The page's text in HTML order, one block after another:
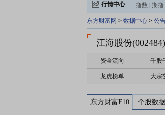
行情中心 指数 期指
东方财富网 > 数据中心 > 公
江海股份(002484)
资金流向 千股
龙虎榜单 大宗
东方财富F10 个股数